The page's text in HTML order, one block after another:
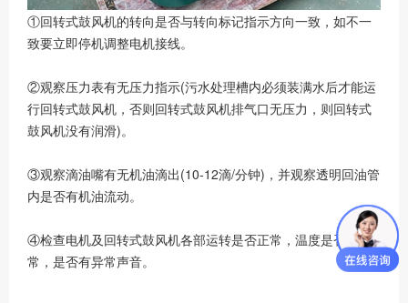
①回转式鼓风机的转向是否与转向标记指示方向一致，如不一
致要立即停机调整电机接线。
②观察压力表有无压力指示(污水处理槽内必须装满水后才能运
行回转式鼓风机，否则回转式鼓风机排气口无压力，则回转式
鼓风机没有润滑)。
③观察滴油嘴有无机油滴出(10-12滴/分钟)，并观察透明回油管
内是否有机油流动。
④检查电机及回转式鼓风机各部运转是否正常，温度是否正
常，是否有异常声音。